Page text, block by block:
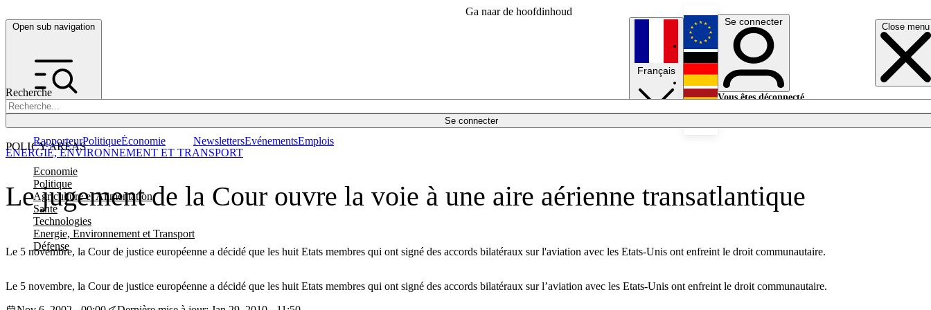
Ga naar de hoofdinhoud
Open sub navigation Close menu
Recherche
Se connecter
POLICY AREAS
Economie
Politique
Agriculture et Alimentation
Santé
Technologies
Energie, Environnement et Transport
Défense
RapporteurPolitiqueÉconomie NewslettersEvénementsEmplois
Français
English
Deutsch
Se connecter
Vous êtes déconnecté.
Le jugement de la Cour ouvre la voie à une aire aérienne transatlantique
Le 5 novembre, la Cour de justice européenne a décidé que les huit Etats membres qui ont signé des accords bilatéraux sur l'aviation avec les Etats-Unis ont enfreint le droit communautaire.
ENERGIE, ENVIRONNEMENT ET TRANSPORT
Le 5 novembre, la Cour de justice européenne a décidé que les huit Etats membres qui ont signé des accords bilatéraux sur l’aviation avec les Etats-Unis ont enfreint le droit communautaire.